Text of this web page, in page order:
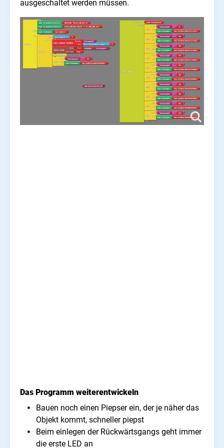
ausgeschaltet werden müssen.
Das Programm weiterentwickeln
Bauen noch einen Piepser ein, der je näher das
Objekt kommt, schneller piepst
Beim einlegen der Rückwärtsgangs geht immer
die erste LED an